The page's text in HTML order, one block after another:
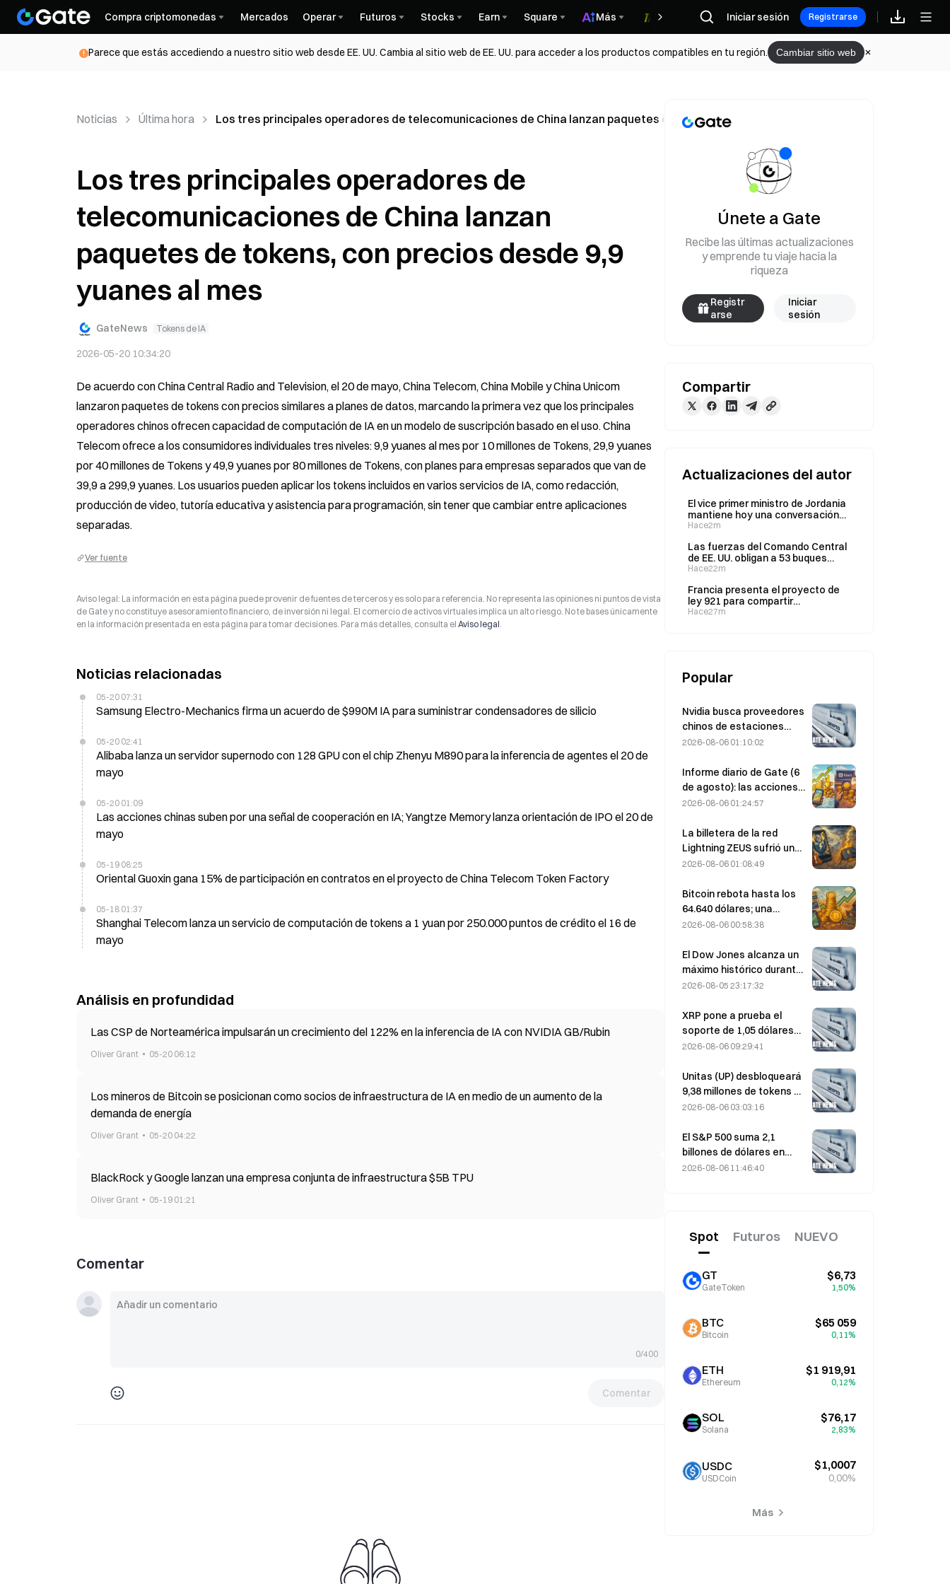
Compra criptomonedas Mercados Operar Futuros Stocks Earn Square Más Recompensas
Iniciar sesión Registrarse
Parece que estás accediendo a nuestro sitio web desde EE. UU. Cambia al sitio web de EE. UU. para acceder a los productos compatibles en tu región. Cambiar sitio web
Noticias Última hora Los tres principales operadores de telecomunicaciones de China lanzan paquetes de tokens, con precios desde 9,9 yuanes al mes
Los tres principales operadores de
telecomunicaciones de China lanzan
paquetes de tokens, con precios desde 9,9
yuanes al mes
GateNews Tokens de IA
2026-05-20 10:34:20
De acuerdo con China Central Radio and Television, el 20 de mayo, China Telecom, China Mobile y China Unicom
lanzaron paquetes de tokens con precios similares a planes de datos, marcando la primera vez que los principales
operadores chinos ofrecen capacidad de computación de IA en un modelo de suscripción basado en el uso. China
Telecom ofrece a los consumidores individuales tres niveles: 9,9 yuanes al mes por 10 millones de Tokens, 29,9 yuanes
por 40 millones de Tokens y 49,9 yuanes por 80 millones de Tokens, con planes para empresas separados que van de
39,9 a 299,9 yuanes. Los usuarios pueden aplicar los tokens incluidos en varios servicios de IA, como redacción,
producción de video, tutoría educativa y asistencia para programación, sin tener que cambiar entre aplicaciones
separadas.
Ver fuente
Aviso legal: La información en esta página puede provenir de fuentes de terceros y es solo para referencia. No representa las opiniones ni puntos de vista
de Gate y no constituye asesoramiento financiero, de inversión ni legal. El comercio de activos virtuales implica un alto riesgo. No te bases únicamente
en la información presentada en esta página para tomar decisiones. Para más detalles, consulta el Aviso legal.
Noticias relacionadas
05-20 07:31
Samsung Electro-Mechanics firma un acuerdo de $990M IA para suministrar condensadores de silicio
05-20 02:41
Alibaba lanza un servidor supernodo con 128 GPU con el chip Zhenyu M890 para la inferencia de agentes el 20 de
mayo
05-20 01:09
Las acciones chinas suben por una señal de cooperación en IA; Yangtze Memory lanza orientación de IPO el 20 de
mayo
05-19 08:25
Oriental Guoxin gana 15% de participación en contratos en el proyecto de China Telecom Token Factory
05-18 01:37
Shanghai Telecom lanza un servicio de computación de tokens a 1 yuan por 250.000 puntos de crédito el 16 de
mayo
Análisis en profundidad
Las CSP de Norteamérica impulsarán un crecimiento del 122% en la inferencia de IA con NVIDIA GB/Rubin
Oliver Grant 05-20 06:12
Los mineros de Bitcoin se posicionan como socios de infraestructura de IA en medio de un aumento de la
demanda de energía
Oliver Grant 05-20 04:22
BlackRock y Google lanzan una empresa conjunta de infraestructura $5B TPU
Oliver Grant 05-19 01:21
Comentar
0/400
Comentar
Únete a Gate
Recibe las últimas actualizaciones
y emprende tu viaje hacia la
riqueza
Registr
arse
Iniciar
sesión
Compartir
Actualizaciones del autor
El vice primer ministro de Jordania
mantiene hoy una conversación
telefónica con el ministro de
Hace2m
Las fuerzas del Comando Central
de EE. UU. obligan a 53 buques
mercantes a cambiar de rumbo
Hace22m
Francia presenta el proyecto de
ley 921 para compartir
automáticamente datos sobre
Hace27m
Popular
Nvidia busca proveedores
chinos de estaciones
base de IA para el
2026-08-06 01:10:02
Informe diario de Gate (6
de agosto): las acciones
preferentes STRC de
fuerza; Block eleva sus
previsiones de resultados
para todo 2026
2026-08-06 01:24:57
La billetera de la red
Lightning ZEUS sufrió un
ataque y está
servicio; el equipo oficial
afirma que los fondos de
los usuarios no se han
2026-08-06 01:08:49
Bitcoin rebota hasta los
64.640 dólares; una
vulnerabilidad de Coldcard
a máximos de tres meses
2026-08-06 00:58:38
El Dow Jones alcanza un
máximo histórico durante
la noche y extiende su
inversión en IA impulsa las
ganancias
2026-08-05 23:17:32
XRP pone a prueba el
soporte de 1,05 dólares
mientras Ethereum se
con un volumen bajo
2026-08-06 09:29:41
Unitas (UP) desbloqueará
9,38 millones de tokens el
13 de agosto, por valor de
2026-08-06 03:03:16
El S&P 500 suma 2,1
billones de dólares en
agosto y sube un 3,12 %,
2026-08-06 11:46:40
Spot Futuros NUEVO
GT
GateToken
$6,73
1,50%
BTC
Bitcoin
$65 059
0,11%
ETH
Ethereum
$1 919,91
0,12%
SOL
Solana
$76,17
2,83%
USDC
USDCoin
$1,0007
0,00%
Más